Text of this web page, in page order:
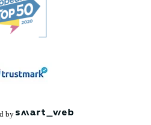
by